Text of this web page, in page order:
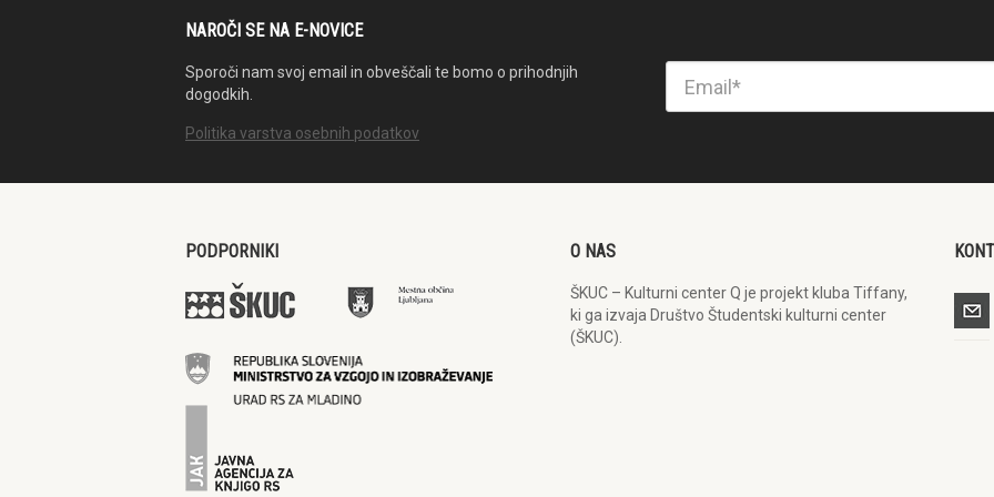
NAROČI SE NA E-NOVICE
Sporoči nam svoj email in obveščali te bomo o prihodnjih
dogodkih.
Politika varstva osebnih podatkov
PODPORNIKI O NAS
ŠKUC – Kulturni center Q je projekt kluba Tiffany,
ki ga izvaja Društvo Študentski kulturni center
(ŠKUC).